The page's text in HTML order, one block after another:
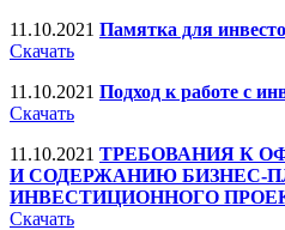
11.10.2021 Памятка для
Скачать
11.10.2021 Подход к работе с
Скачать
11.10.2021 ТРЕБОВАНИЯ К
И СОДЕРЖАНИЮ БИЗНЕС-
ИНВЕСТИЦИОННОГО
Скачать